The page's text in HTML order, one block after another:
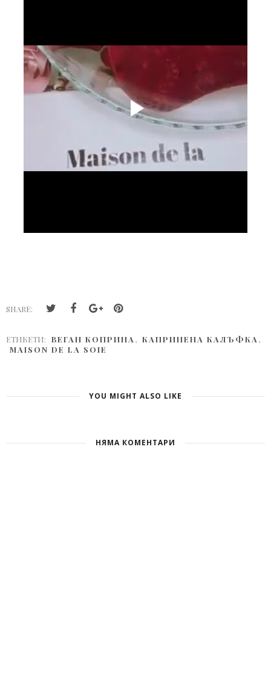
SHARE:
ЕТИКЕТИ: ВЕГАН КОПРИНА , КАПРИНЕНА КАЛЪФКА ,
MAISON DE LA SOIE
YOU MIGHT ALSO LIKE
НЯМА КОМЕНТАРИ